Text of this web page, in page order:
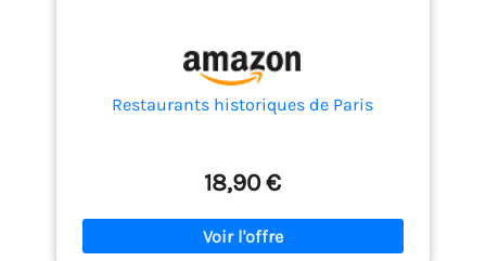
Restaurants historiques de Paris
18,90 €